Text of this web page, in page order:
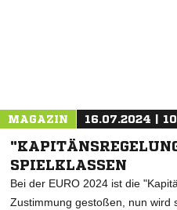
MAGAZIN 16.07.2024 |
SPIELKLASSEN
Bei der EURO 2024 ist die
Zustimmung gestoßen, nun wird